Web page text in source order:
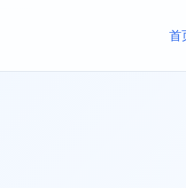
首